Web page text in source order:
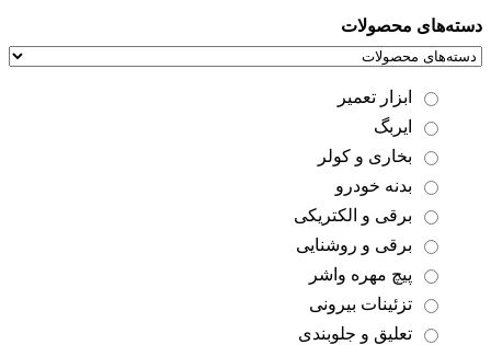
دسته‌های محصولات
ابزار تعمیر
ایربگ
بخاری و کولر
بدنه خودرو
برقی و الکتریکی
برقی و روشنایی
پیچ مهره واشر
تزئینات بیرونی
تعلیق و جلوبندی